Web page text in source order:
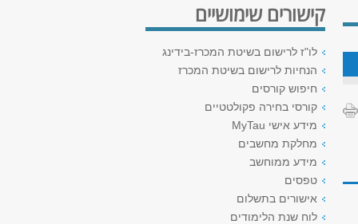
קישורים שימושיים
לו"ז לרישום בשיטת המכרז-בידינג
הנחיות לרישום בשיטת המכרז
חיפוש קורסים
קורסי בחירה פקולטטיים
מידע אישי MyTau
מחלקת מחשבים
מידע ממוחשב
טפסים
אישורים בתשלום
לוח שנת הלימודים